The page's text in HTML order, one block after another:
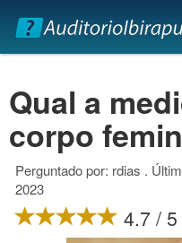
Qual a
corpo
Perguntado por: rdias .
2023
4.7 / 5